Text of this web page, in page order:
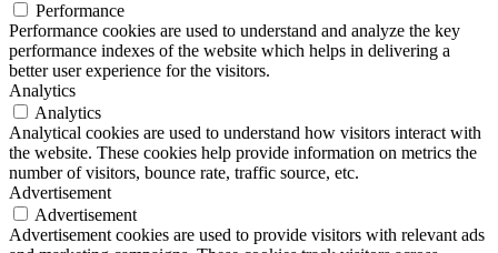
Performance
Performance cookies are used to understand and analyze the key
performance indexes of the website which helps in delivering a
better user experience for the visitors.
Analytics
Analytics
Analytical cookies are used to understand how visitors interact with
the website. These cookies help provide information on metrics the
number of visitors, bounce rate, traffic source, etc.
Advertisement
Advertisement
Advertisement cookies are used to provide visitors with relevant ads